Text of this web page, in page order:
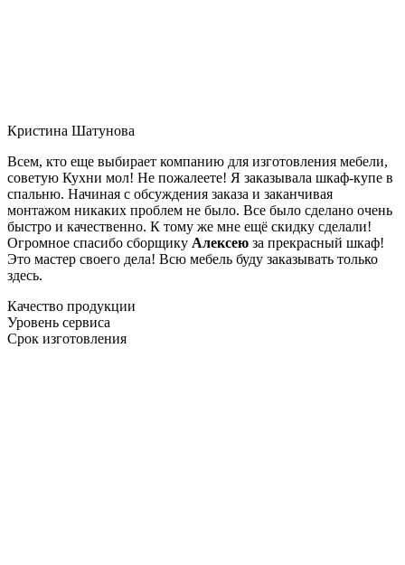
Кристина Шатунова
Всем, кто еще выбирает компанию для изготовления мебели,
советую Кухни мол! Не пожалеете! Я заказывала шкаф-купе в
спальню. Начиная с обсуждения заказа и заканчивая
монтажом никаких проблем не было. Все было сделано очень
быстро и качественно. К тому же мне ещё скидку сделали!
Огромное спасибо сборщику Алексею за прекрасный шкаф!
Это мастер своего дела! Всю мебель буду заказывать только
здесь.
Качество продукции
Уровень сервиса
Срок изготовления